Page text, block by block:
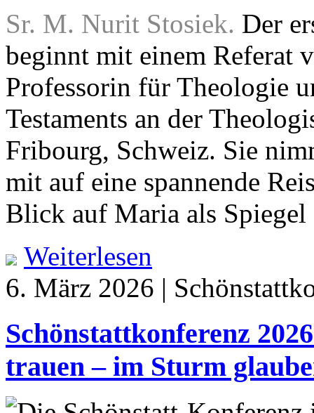
Sr. M. Nurit Stosiek. Der
beginnt mit einem Referat
Professorin für Theologie
Testaments an der
Fribourg, Schweiz. Sie
mit auf eine spannende
Blick auf Maria als
Weiterlesen
6. März 2026 |
Schönstattkonferenz
trauen – im Sturm